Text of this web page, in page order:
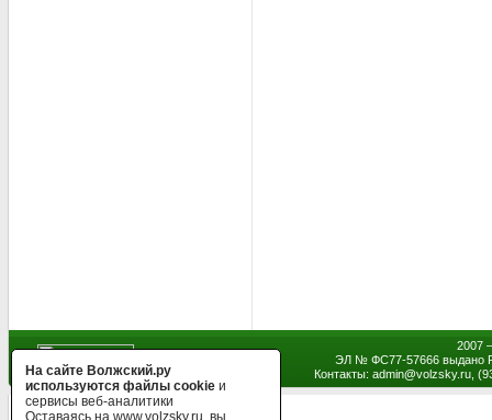
2007
ЭЛ № ФС77-57666 выдано
Контакты: admin@volzsky.ru,
На сайте Волжский.ру
используются файлы cookie и
сервисы веб-аналитики
Оставаясь на www.volzsky.ru, вы